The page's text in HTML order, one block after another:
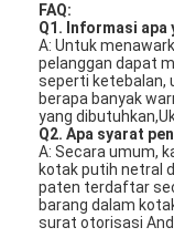
FAQ:
Q1. Informasi apa
A: Untuk
pelanggan dapat
seperti ketebalan,
berapa banyak
yang
Q2. Apa syarat
A: Secara umum,
kotak putih netral
paten terdaftar
barang dalam
surat otorisasi